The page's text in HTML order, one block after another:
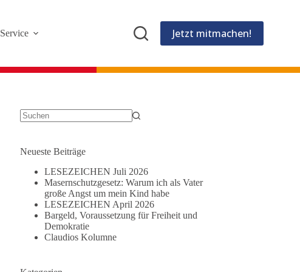
Service Jetzt mitmachen!
Neueste Beiträge
LESEZEICHEN Juli 2026
Masernschutzgesetz: Warum ich als Vater
große Angst um mein Kind habe
LESEZEICHEN April 2026
Bargeld, Voraussetzung für Freiheit und
Demokratie
Claudios Kolumne